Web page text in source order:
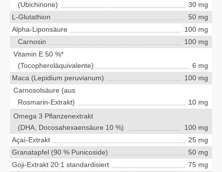
(Ubichinone)
30 mg
L-Glutathion
50 mg
Alpha-Liponsäure
100 mg
Carnosin
100 mg
Vitamin E 50 %*
(Tocopheroläquivalente)
6 mg
Maca (Lepidium peruvianum)
100 mg
Carnosolsäure (aus
Rosmarin-Extrakt)
10 mg
Omega 3 Pflanzenextrakt
(DHA, Docosahexaensäure 10 %)
100 mg
Açaí-Extrakt
25 mg
Granatapfel (90 % Punicoside)
50 mg
Goji-Extrakt 20:1 standardisiert
75 mg